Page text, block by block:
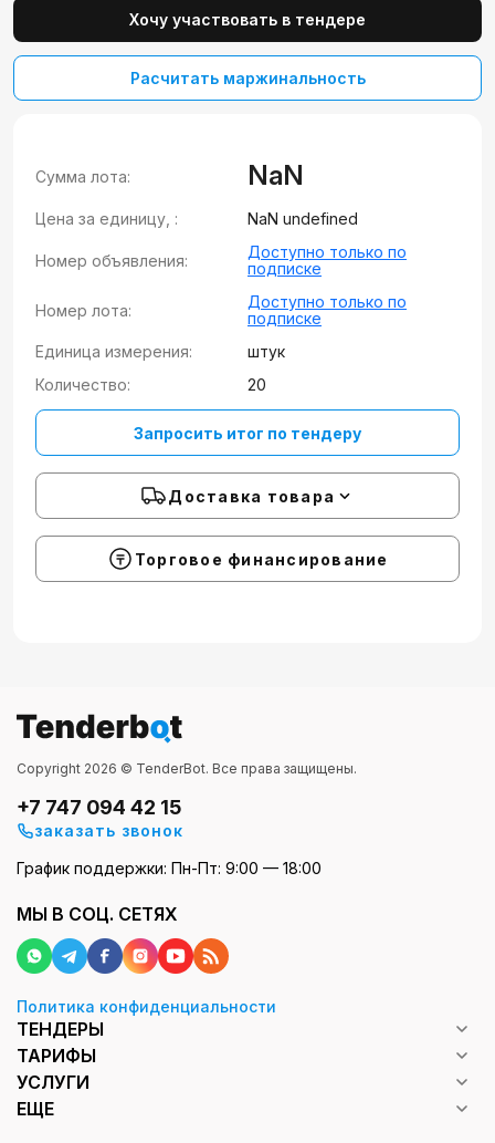
Хочу участвовать в тендере
Расчитать маржинальность
Сумма лота: NaN
Цена за единицу, : NaN undefined
Номер объявления:
Доступно только по
подписке
Номер лота:
Доступно только по
подписке
Единица измерения:
штук
Количество:
20
Запросить итог по тендеру
Доставка товара
Торговое финансирование
Copyright 2026 © TenderBot. Все права защищены.
+7 747 094 42 15
заказать звонок
График поддержки: Пн-Пт: 9:00 — 18:00
МЫ В СОЦ. СЕТЯХ
Политика конфиденциальности
ТЕНДЕРЫ
ТАРИФЫ
УСЛУГИ
ЕЩЕ